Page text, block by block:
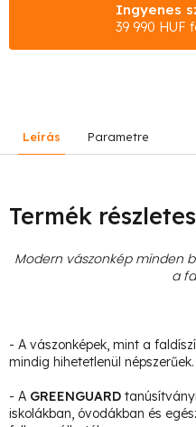
Ingyenes
39 990 HUF
Leírás Parametre
Termék
Modern vászonkép minden
a
- A vászonképek, mint a
mindig hihetetlenül népszerűek.
- A GREENGUARD
iskolákban, óvodákban és